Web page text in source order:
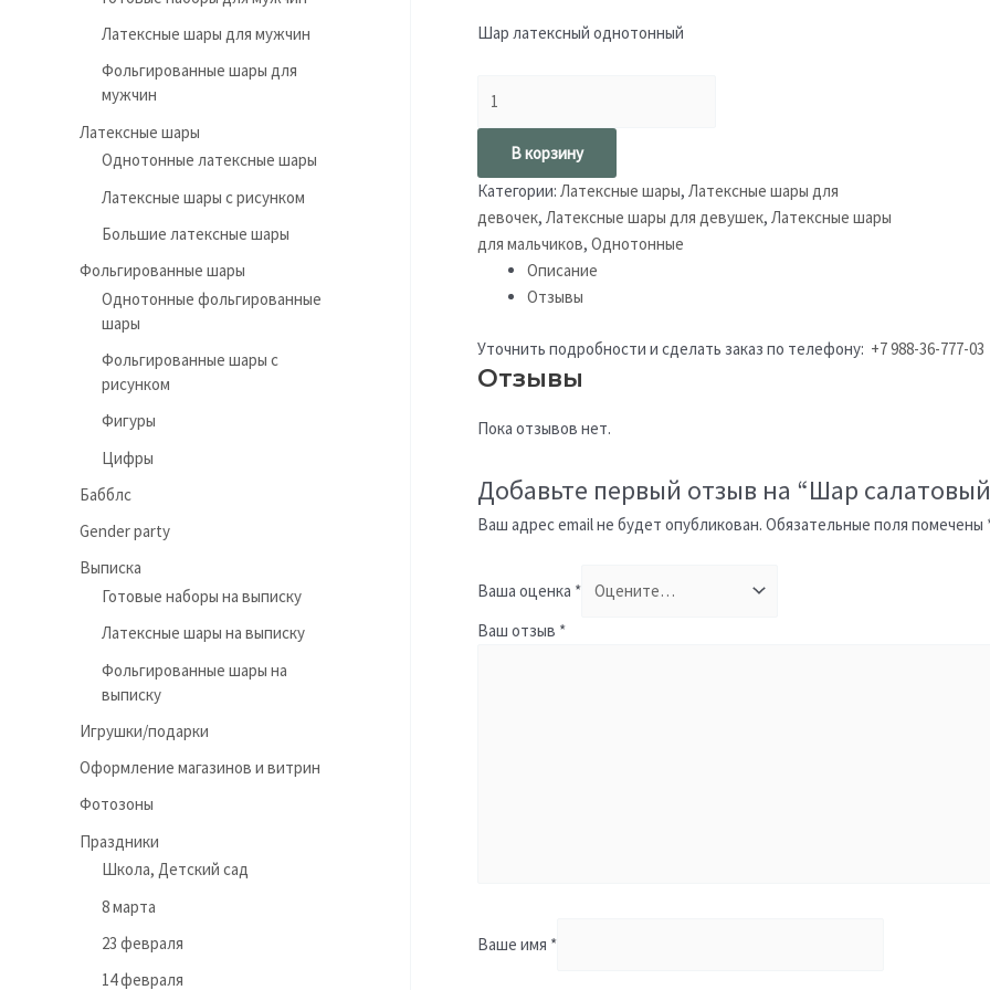
Латексные шары для мужчин
Фольгированные шары для
мужчин
Латексные шары
Однотонные латексные шары
Латексные шары с рисунком
Большие латексные шары
Фольгированные шары
Однотонные фольгированные
шары
Фольгированные шары с
рисунком
Фигуры
Цифры
Бабблс
Gender party
Выписка
Готовые наборы на выписку
Латексные шары на выписку
Фольгированные шары на
выписку
Игрушки/подарки
Оформление магазинов и витрин
Фотозоны
Праздники
Школа, Детский сад
8 марта
23 февраля
14 февраля
Шар латексный однотонный
В корзину
Категории: Латексные шары, Латексные шары для
девочек, Латексные шары для девушек, Латексные шары
для мальчиков, Однотонные
Описание
Отзывы
Уточнить подробности и сделать заказ по телефону: +7 988-36-777-03
Отзывы
Пока отзывов нет.
Добавьте первый отзыв на “Шар
Ваш адрес email не будет опубликован. Обязательные поля помечены
Ваша оценка *
Ваш отзыв *
Ваше имя *